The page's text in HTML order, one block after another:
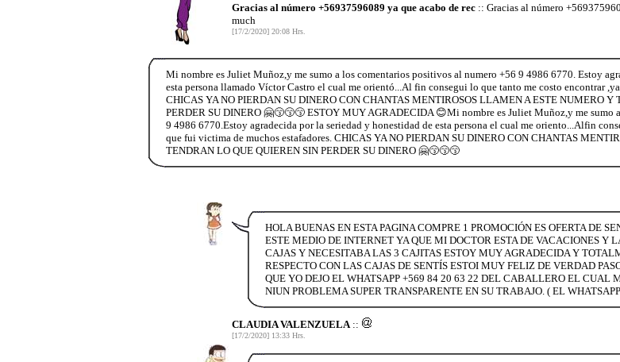
Gracias al número +56937596089 ya que acabo de rec:: Gracias al número
much
[17/2/2020] 20:08 Hrs.
Mi nombre es Juliet Muñoz,y me sumo a los comentarios positivos al numero +56 9 4986 6770. Estoy
esta persona llamado Víctor Castro el cual me orientó...Al fin consegui lo que tanto me costo encontrar
CHICAS YA NO PIERDAN SU DINERO CON CHANTAS MENTIROSOS LLAMEN A ESTE NUMERO Y
PERDER SU DINERO 🤗😙😙😙 ESTOY MUY AGRADECIDA 😊Mi nombre es Juliet Muñoz,y me sumo
9 4986 6770.Estoy agradecida por la seriedad y honestidad de esta persona el cual me oriento...Alfin
que fui victima de muchos estafadores. CHICAS YA NO PIERDAN SU DINERO CON CHANTAS
TENDRAN LO QUE QUIEREN SIN PERDER SU DINERO 🤗😙😙😙
HOLA BUENAS EN ESTA PAGINA COMPRE 1 PROMOCIÓN ES OFERTA DE
ESTE MEDIO DE INTERNET YA QUE MI DOCTOR ESTA DE VACACIONES Y
CAJAS Y NECESITABA LAS 3 CAJITAS ESTOY MUY AGRADECIDA Y
RESPECTO CON LAS CAJAS DE SENTÍS ESTOI MUY FELIZ DE VERDAD
QUE YO DEJO EL WHATSAPP +569 84 20 63 22 DEL CABALLERO EL CUAL
NIUN PROBLEMA SUPER TRANSPARENTE EN SU TRABAJO. ( EL
CLAUDIA VALENZUELA::
[17/2/2020] 13:33 Hrs.